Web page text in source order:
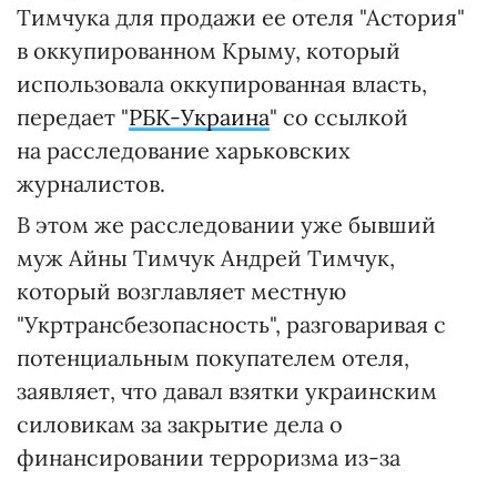
Тимчука для продажи ее отеля "Астория"
в оккупированном Крыму, который
использовала оккупированная власть,
передает "РБК-Украина" со ссылкой
на расследование харьковских
журналистов.
В этом же расследовании уже бывший
муж Айны Тимчук Андрей Тимчук,
который возглавляет местную
"Укртрансбезопасность", разговаривая с
потенциальным покупателем отеля,
заявляет, что давал взятки украинским
силовикам за закрытие дела о
финансировании терроризма из-за